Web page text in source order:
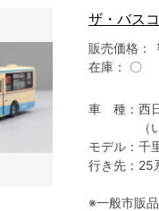
ザ・バス
販売価格：
在庫：
〇
車 種：西
（いす
モデル：千
行き先：25
※一般市販